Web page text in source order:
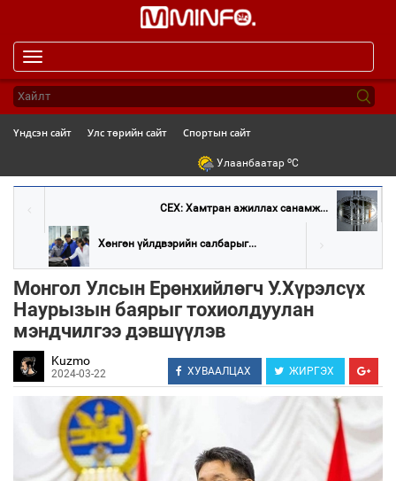
navigation
Үндсэн сайт Улс төрийн сайт Спортын сайт
Улаанбаатар oC
СЕХ: Хамтран ажиллах санамж...
Хөнгөн үйлдвэрийн салбарыг...
Монгол Улсын Ерөнхийлөгч У.Хүрэлсүх
Наурызын баярыг тохиолдуулан
мэндчилгээ дэвшүүлэв
Kuzmo
2024-03-22 ХУВААЛЦАХ ЖИРГЭХ